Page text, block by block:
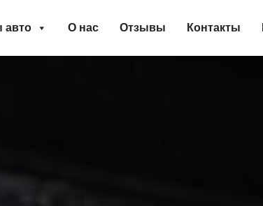
авто О нас Отзывы Контакты